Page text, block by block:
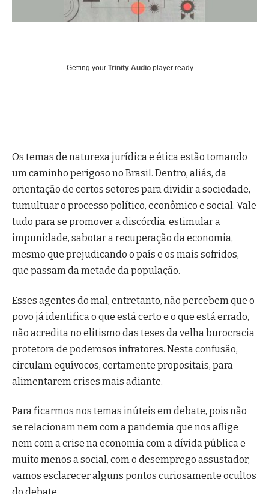
Getting your Trinity Audio player ready...
Os temas de natureza jurídica e ética estão tomando
um caminho perigoso no Brasil. Dentro, aliás, da
orientação de certos setores para dividir a sociedade,
tumultuar o processo político, econômico e social. Vale
tudo para se promover a discórdia, estimular a
impunidade, sabotar a recuperação da economia,
mesmo que prejudicando o país e os mais sofridos,
que passam da metade da população.
Esses agentes do mal, entretanto, não percebem que o
povo já identifica o que está certo e o que está errado,
não acredita no elitismo das teses da velha burocracia
protetora de poderosos infratores. Nesta confusão,
circulam equívocos, certamente propositais, para
alimentarem crises mais adiante.
Para ficarmos nos temas inúteis em debate, pois não
se relacionam nem com a pandemia que nos aflige
nem com a crise na economia com a dívida pública e
muito menos a social, com o desemprego assustador,
vamos esclarecer alguns pontos curiosamente ocultos